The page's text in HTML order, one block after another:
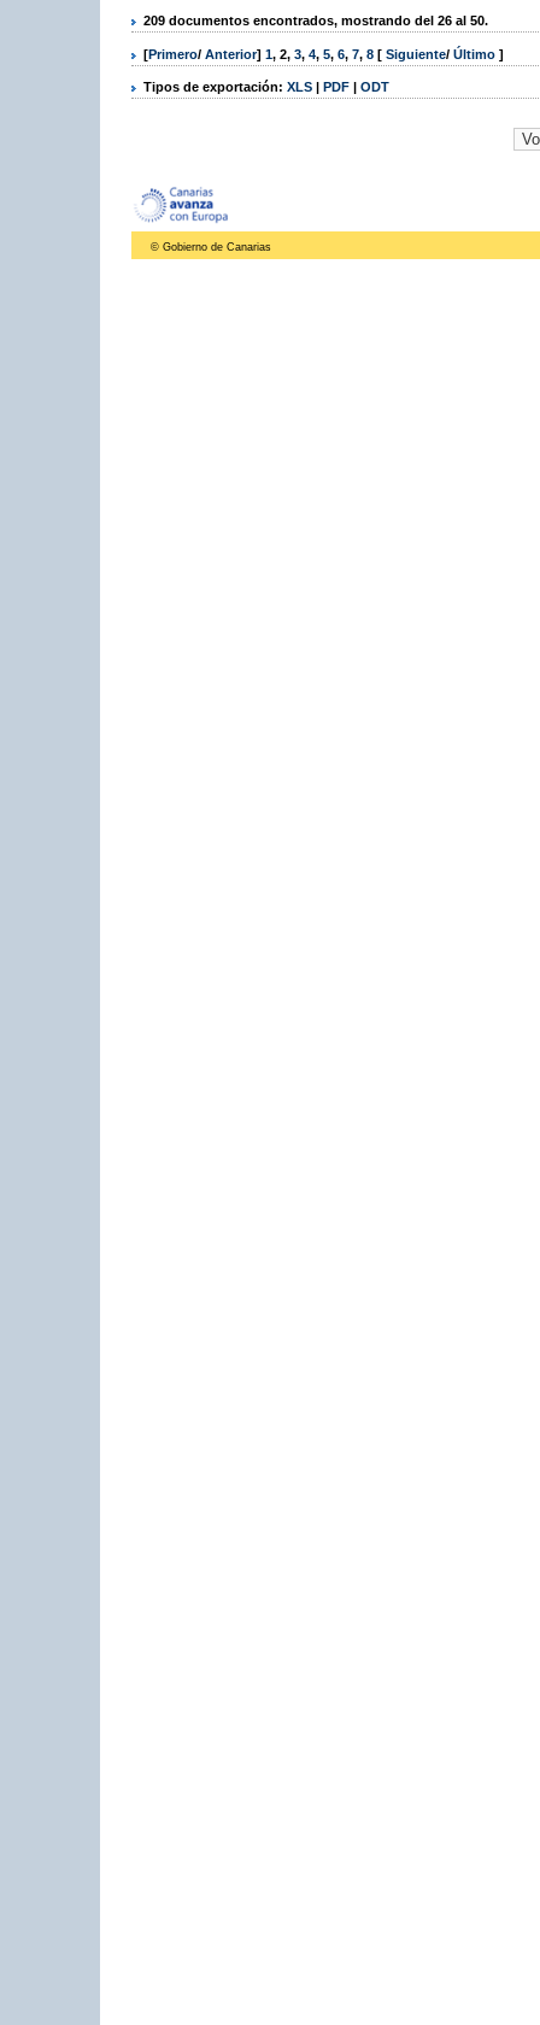
209 documentos encontrados, mostrando del 26 al 50.
[Primero/ Anterior] 1, 2, 3, 4, 5, 6, 7, 8 [ Siguiente/ Último ]
Tipos de exportación: XLS | PDF | ODT
© Gobierno de Canarias